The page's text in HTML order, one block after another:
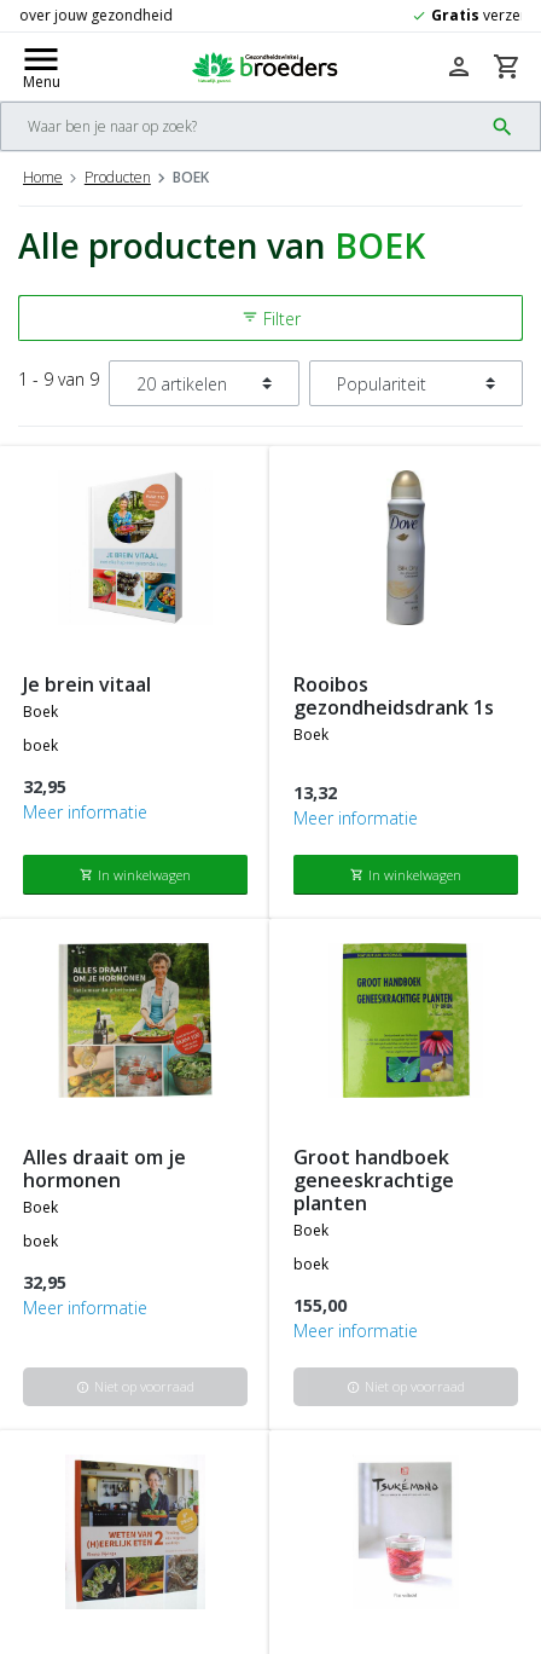
check
menu
Menu
search
person shopping_cart
Home Producten BOEK
Alle producten van BOEK
filter_list Filter
1 - 9 van 9
je brein vitaal
boek
boek
32,95
Meer informatie
shopping_cart In winkelwagen
rooibos
gezondheidsdrank 1s
boek
13,32
Meer informatie
shopping_cart In winkelwagen
alles draait om je
hormonen
boek
boek
32,95
Meer informatie
info Niet op voorraad
groot handboek
geneeskrachtige
planten
boek
boek
155,00
Meer informatie
info Niet op voorraad